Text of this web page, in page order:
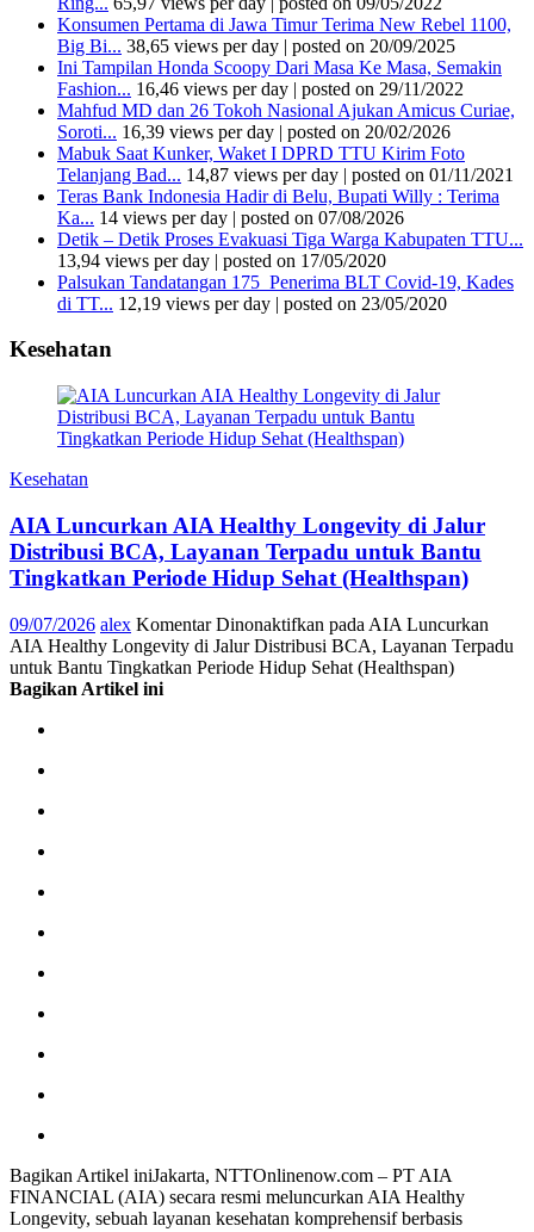
Konsumen Pertama di Jawa Timur Terima New Rebel 1100,
Big Bi... 38,65 views per day | posted on 20/09/2025
Ini Tampilan Honda Scoopy Dari Masa Ke Masa, Semakin
Fashion... 16,46 views per day | posted on 29/11/2022
Mahfud MD dan 26 Tokoh Nasional Ajukan Amicus Curiae,
Soroti... 16,39 views per day | posted on 20/02/2026
Mabuk Saat Kunker, Waket I DPRD TTU Kirim Foto
Telanjang Bad... 14,87 views per day | posted on 01/11/2021
Teras Bank Indonesia Hadir di Belu, Bupati Willy : Terima
Ka... 14 views per day | posted on 07/08/2026
Detik – Detik Proses Evakuasi Tiga Warga Kabupaten TTU...
13,94 views per day | posted on 17/05/2020
Palsukan Tandatangan 175 Penerima BLT Covid-19, Kades
di TT... 12,19 views per day | posted on 23/05/2020
Kesehatan
Kesehatan
AIA Luncurkan AIA Healthy Longevity di Jalur
Distribusi BCA, Layanan Terpadu untuk Bantu
Tingkatkan Periode Hidup Sehat (Healthspan)
09/07/2026 alex Komentar Dinonaktifkan pada AIA Luncurkan
AIA Healthy Longevity di Jalur Distribusi BCA, Layanan Terpadu
untuk Bantu Tingkatkan Periode Hidup Sehat (Healthspan)
Bagikan Artikel ini
Bagikan Artikel iniJakarta, NTTOnlinenow.com – PT AIA
FINANCIAL (AIA) secara resmi meluncurkan AIA Healthy
Longevity, sebuah layanan kesehatan komprehensif berbasis